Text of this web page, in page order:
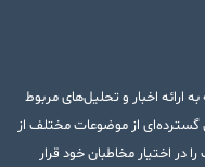
اخبار و تحلیل‌های مربوط
از موضوعات مختلف از
در اختیار مخاطبان خود قرار